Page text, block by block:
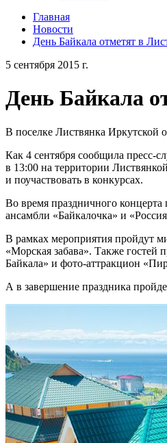
Главная
Новости
День Байкала отметят в
5 сентября 2015 г.
День Байкала
В поселке Листвянка Иркутской
Как 4 сентября сообщила пресс-
в 13:00 на территории
и поучаствовать в конкурсах.
Во время праздничного
ансамбли «Байкалочка» и
В рамках мероприятия пройдут
«Морская забава». Также гостей
Байкала» и фото-аттракцион
А в завершение праздника